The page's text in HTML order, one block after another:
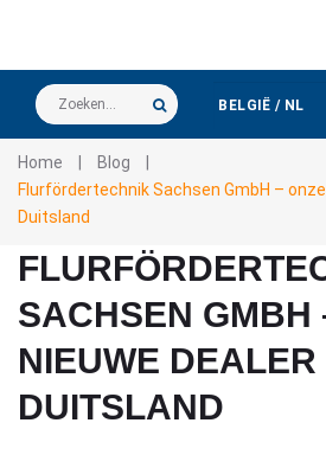
Zoeken...
Home Blog
Flurfördertechnik Sachsen GmbH –
Duitsland
SACHSEN GMBH
NIEUWE DEALER
DUITSLAND